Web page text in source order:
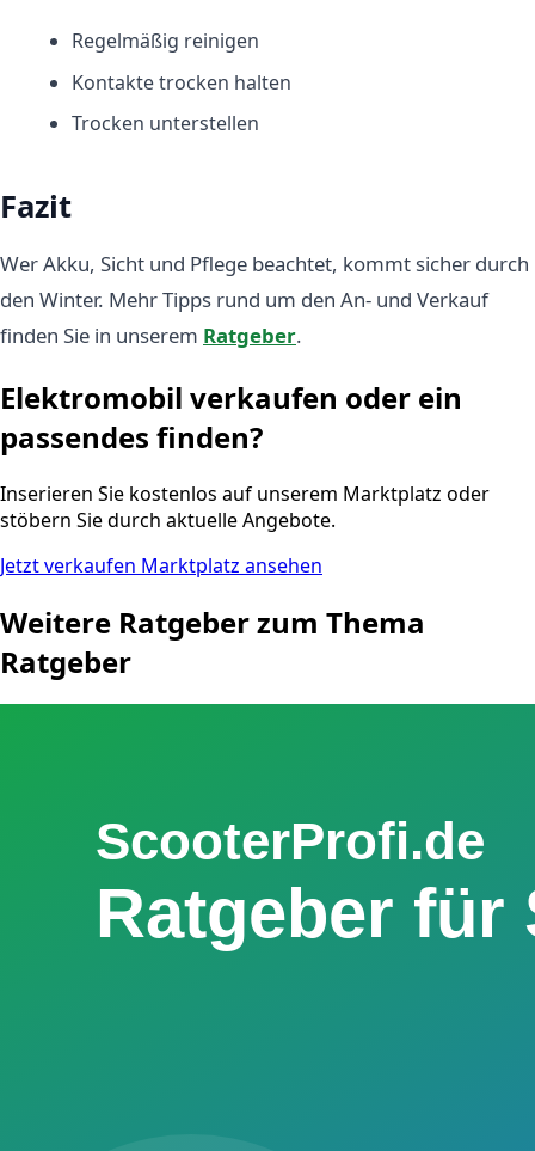
Regelmäßig reinigen
Kontakte trocken halten
Trocken unterstellen
Fazit
Wer Akku, Sicht und Pflege beachtet, kommt sicher durch
den Winter. Mehr Tipps rund um den An- und Verkauf
finden Sie in unserem Ratgeber.
Elektromobil verkaufen oder ein
passendes finden?
Inserieren Sie kostenlos auf unserem Marktplatz oder
stöbern Sie durch aktuelle Angebote.
Jetzt verkaufen Marktplatz ansehen
Weitere Ratgeber zum Thema
Ratgeber